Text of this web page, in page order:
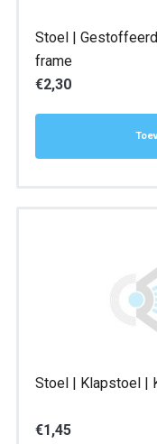
Stoel |
frame
€2,30
Stoel | Klapstoel |
€1,45